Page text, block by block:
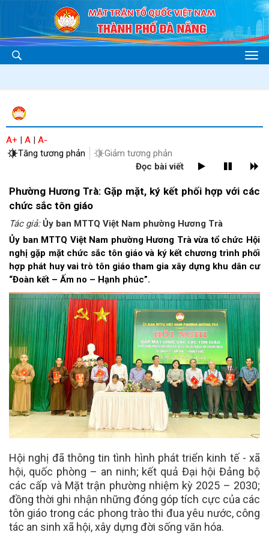
A+ | A | A-
Tăng tương phản
Giảm tương phản
Đọc bài viết
Phường Hương Trà: Gặp mặt, ký kết phối hợp với các
chức sắc tôn giáo
Tác giả:Ủy ban MTTQ Việt Nam phường Hương Trà
Ủy ban MTTQ Việt Nam phường Hương Trà vừa tổ chức Hội
nghị gặp mặt chức sắc tôn giáo và ký kết chương trình phối
hợp phát huy vai trò tôn giáo tham gia xây dựng khu dân cư
“Đoàn kết – Ấm no – Hạnh phúc”.
Hội nghị đã thông tin tình hình phát triển kinh tế - xã
hội, quốc phòng – an ninh; kết quả Đại hội Đảng bộ
các cấp và Mặt trận phường nhiệm kỳ 2025 – 2030;
đồng thời ghi nhận những đóng góp tích cực của các
tôn giáo trong các phong trào thi đua yêu nước, công
tác an sinh xã hội, xây dựng đời sống văn hóa.